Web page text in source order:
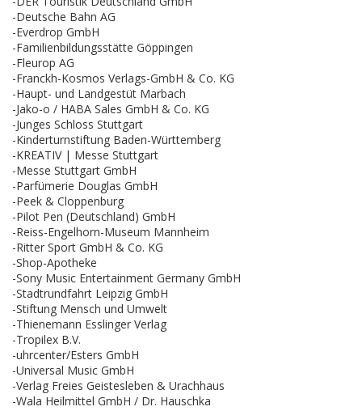
-Deutsche Bahn AG
-Everdrop GmbH
-Familienbildungsstätte Göppingen
-Fleurop AG
-Franckh-Kosmos Verlags-GmbH & Co. KG
-Haupt- und Landgestüt Marbach
-Jako-o / HABA Sales GmbH & Co. KG
-Junges Schloss Stuttgart
-Kinderturnstiftung Baden-Württemberg
-KREATIV | Messe Stuttgart
-Messe Stuttgart GmbH
-Parfümerie Douglas GmbH
-Peek & Cloppenburg
-Pilot Pen (Deutschland) GmbH
-Reiss-Engelhorn-Museum Mannheim
-Ritter Sport GmbH & Co. KG
-Shop-Apotheke
-Sony Music Entertainment Germany GmbH
-Stadtrundfahrt Leipzig GmbH
-Stiftung Mensch und Umwelt
-Thienemann Esslinger Verlag
-Tropilex B.V.
-uhrcenter/Esters GmbH
-Universal Music GmbH
-Verlag Freies Geistesleben & Urachhaus
-Wala Heilmittel GmbH / Dr. Hauschka